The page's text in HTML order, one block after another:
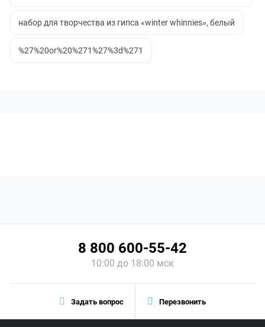
набор для творчества из гипса «winter whinnies», белый
%27%20or%20%271%27%3d%271
Задать вопрос Перезвонить
8 800 600-55-42
10:00 до 18:00 мск